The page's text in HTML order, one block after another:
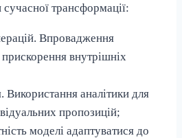
трансформації:
Впровадження
внутрішніх
Використання аналітики для
пропозицій;
моделі адаптуватися до